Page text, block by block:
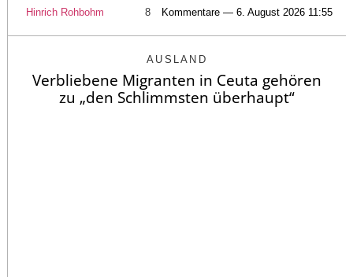
Hinrich Rohbohm 8 Kommentare — 6. August 2026 11:55
AUSLAND
Verbliebene Migranten in Ceuta gehören
zu „den Schlimmsten überhaupt“